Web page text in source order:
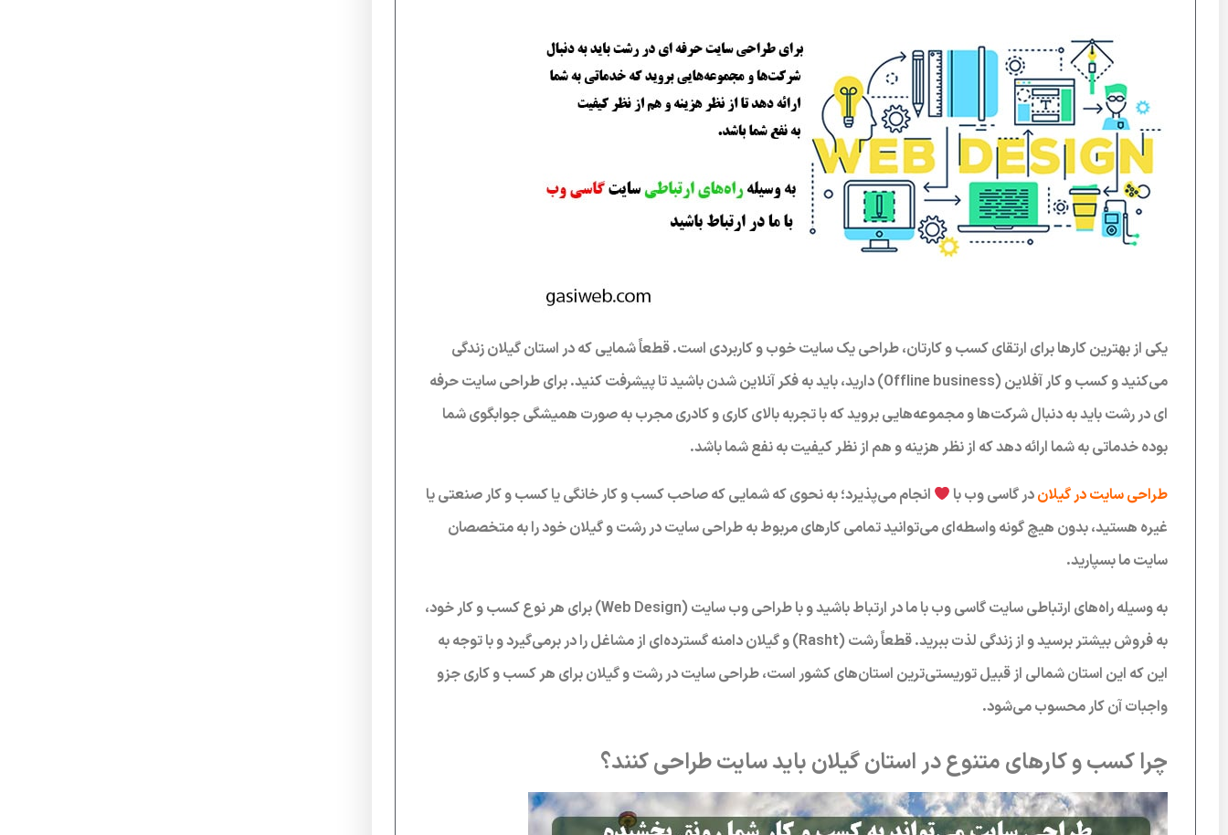
یکی از بهترین کارها برای ارتقای کسب و کارتان، طراحی یک سایت خوب و کاربردی است. قطعاً شمایی که در استان گیلان زندگی
می‌کنید و کسب و کار آفلاین (Offline business) دارید، باید به فکر آنلاین شدن باشید تا پیشرفت کنید. برای طراحی سایت حرفه
ای در رشت باید به دنبال شرکت‌ها و مجموعه‌هایی بروید که با تجربه بالای کاری و کادری مجرب به صورت همیشگی جوابگوی شما
بوده خدماتی به شما ارائه دهد که از نظر هزینه و هم از نظر کیفیت به نفع شما باشد.
طراحی سایت در گیلاندر گاسی وب با
انجام می‌پذیرد؛ به نحوی که شمایی که صاحب کسب و کار خانگی یا کسب و کار صنعتی یا
غیره هستید، بدون هیچ گونه واسطه‌ای می‌توانید تمامی کارهای مربوط به طراحی سایت در رشت و گیلان خود را به متخصصان
سایت ما بسپارید.
به وسیله راه‌های ارتباطی سایت گاسی وب با ما در ارتباط باشید و با طراحی وب سایت (Web Design) برای هر نوع کسب و کار خود،
به فروش بیشتر برسید و از زندگی لذت ببرید. قطعاً رشت (Rasht) و گیلان دامنه گسترده‌ای از مشاغل را در برمی‌گیرد و با توجه به
این که این استان شمالی از قبیل توریستی‌ترین استان‌های کشور است، طراحی سایت در رشت و گیلان برای هر کسب و کاری جزو
واجبات آن کار محسوب می‌شود.
چرا کسب و کارهای متنوع در استان گیلان باید سایت طراحی کنند؟